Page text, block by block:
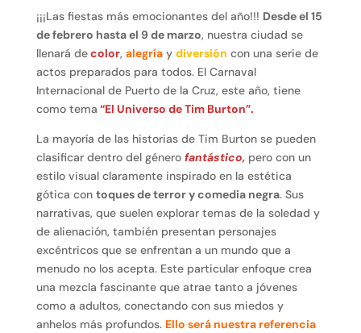
¡¡¡Las fiestas más emocionantes del año!!! Desde el 15
de febrero hasta el 9 de marzo, nuestra ciudad se
llenará decolor, alegríay diversión con una serie de
actos preparados para todos. El Carnaval
Internacional de Puerto de la Cruz, este año, tiene
como tema “El Universo de Tim Burton”.
La mayoría de las historias de Tim Burton se pueden
clasificar dentro del género fantástico,pero con un
estilo visual claramente inspirado en la estética
gótica con toques de terror y comedia negra. Sus
narrativas, que suelen explorar temas de la soledad y
de alienación, también presentan personajes
excéntricos que se enfrentan a un mundo que a
menudo no los acepta. Este particular enfoque crea
una mezcla fascinante que atrae tanto a jóvenes
como a adultos, conectando con sus miedos y
anhelos más profundos. Ello será nuestra referencia